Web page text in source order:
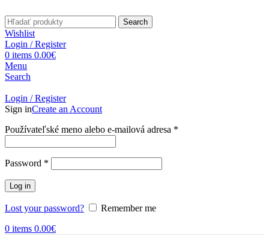
Search
Wishlist
Login / Register
0 items 0.00€
Menu
Search
Login / Register
Sign inCreate an Account
Používateľské meno alebo e-mailová adresa *
Password *
Log in
Lost your password?
Remember me
0 items 0.00€